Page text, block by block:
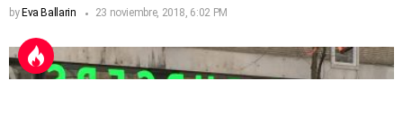
by Eva Ballarin 23 noviembre, 2018, 6:02 PM